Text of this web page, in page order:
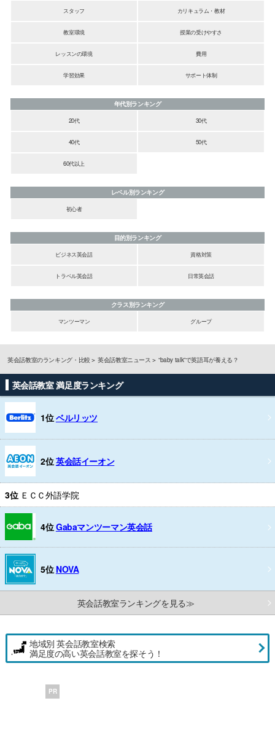
スタッフ カリキュラム・教材
教室環境 授業の受けやすさ
レッスンの環境 費用
学習効果 サポート体制
年代別ランキング
20代
30代
40代 50代
60代以上
レベル別ランキング
初心者
目的別ランキング
ビジネス英会話
資格対策
トラベル英会話 日常英会話
クラス別ランキング
マンツーマン
グループ
英会話教室のランキング・比較 英会話教室ニュース “baby talk”で英語耳が養える？
英会話教室 満足度ランキング
1位ベルリッツ
2位英会話イーオン
3位 ＥＣＣ外語学院
4位Gabaマンツーマン英会話
5位 NOVA
英会話教室ランキングを見る≫
地域別 英会話教室検索
満足度の高い英会話教室を探そう！
PR